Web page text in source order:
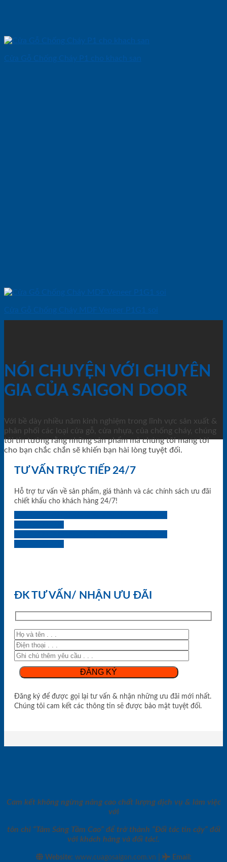
Cửa Gỗ Chống Cháy P1 cho khach san
Cửa Gỗ Chống Cháy MDF Veneer P1G1 soi
NÓI CHUYỆN VỚI CHUYÊN
GIA CỦA SAIGON DOOR
Với bề dày nhiều năm kinh nghiệm trong lĩnh vực sản xuất &
phân phối các loại cửa gỗ, cửa nhựa, của chống cháy, chúng
tôi tin tưởng rằng những sản phẩm mà chúng tôi mang tới
cho bạn chắc chắn sẽ khiến bạn hài lòng tuyệt đối.
TƯ VẤN TRỰC TIẾP 24/7
Hỗ trợ tư vấn về sản phẩm, giá thành và các chính sách ưu đãi
chiết khấu cho khách hàng 24/7!
ĐK TƯ VẤN/ NHẬN ƯU ĐÃI
Đăng ký để được gọi lại tư vấn & nhận những ưu đãi mới nhất.
Chúng tôi cam kết các thông tin sẽ được bảo mật tuyệt đối.
Cam kết không ngừng nâng cao chất lượng dịch vụ & làm việc
với
tôn chỉ “Tâm Sáng Tầm Cao” để trở thành “Đối tác tin cậy” đối
với khách hàng và đối tác!.
Website: www.cuagosaigon.com.vn Email :